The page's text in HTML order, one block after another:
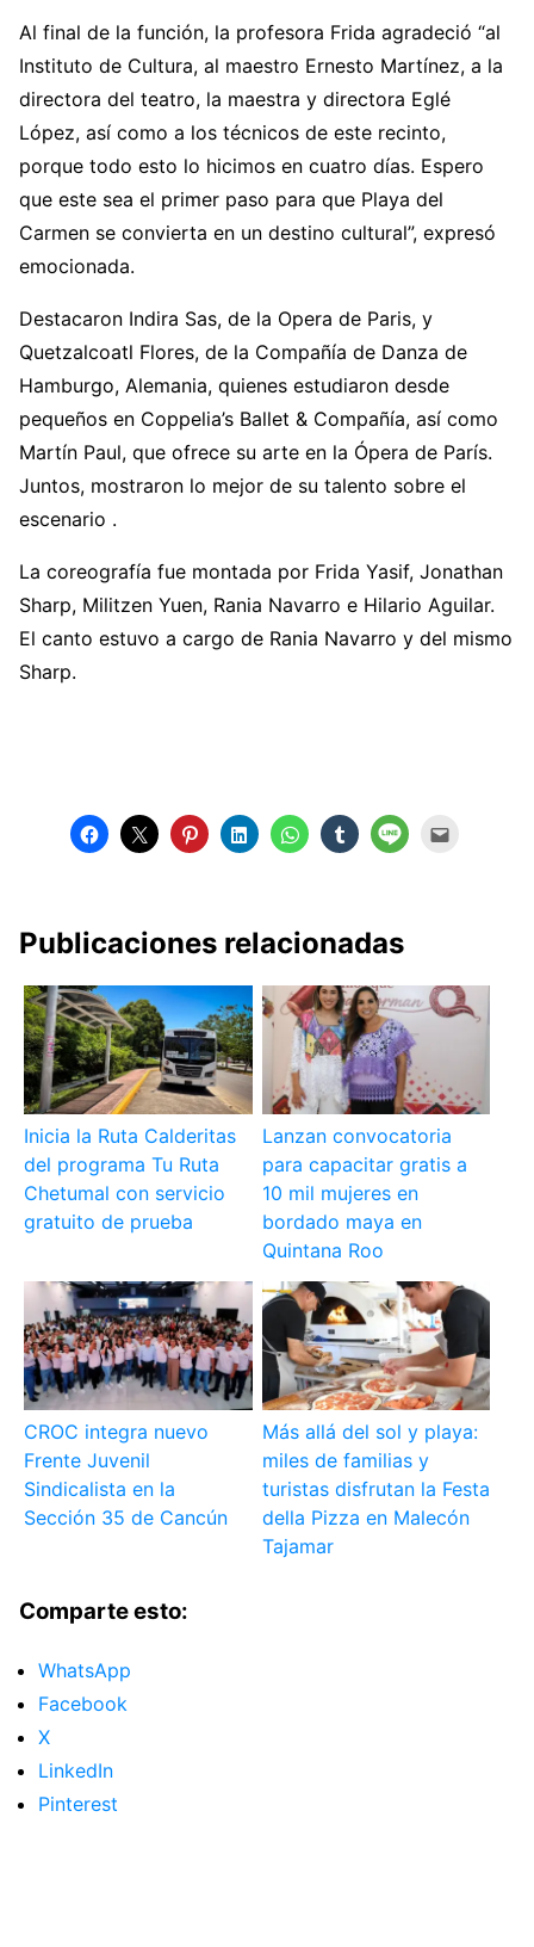
Al final de la función, la profesora Frida agradeció “al
Instituto de Cultura, al maestro Ernesto Martínez, a la
directora del teatro, la maestra y directora Eglé
López, así como a los técnicos de este recinto,
porque todo esto lo hicimos en cuatro días. Espero
que este sea el primer paso para que Playa del
Carmen se convierta en un destino cultural”, expresó
emocionada.
Destacaron Indira Sas, de la Opera de Paris, y
Quetzalcoatl Flores, de la Compañía de Danza de
Hamburgo, Alemania, quienes estudiaron desde
pequeños en Coppelia’s Ballet & Compañía, así como
Martín Paul, que ofrece su arte en la Ópera de París.
Juntos, mostraron lo mejor de su talento sobre el
escenario .
La coreografía fue montada por Frida Yasif, Jonathan
Sharp, Militzen Yuen, Rania Navarro e Hilario Aguilar.
El canto estuvo a cargo de Rania Navarro y del mismo
Sharp.
Publicaciones relacionadas
Inicia la Ruta Calderitas
del programa Tu Ruta
Chetumal con servicio
gratuito de prueba
Lanzan convocatoria
para capacitar gratis a
10 mil mujeres en
bordado maya en
Quintana Roo
CROC integra nuevo
Frente Juvenil
Sindicalista en la
Sección 35 de Cancún
Más allá del sol y playa:
miles de familias y
turistas disfrutan la Festa
della Pizza en Malecón
Tajamar
Comparte esto:
WhatsApp
Facebook
X
LinkedIn
Pinterest